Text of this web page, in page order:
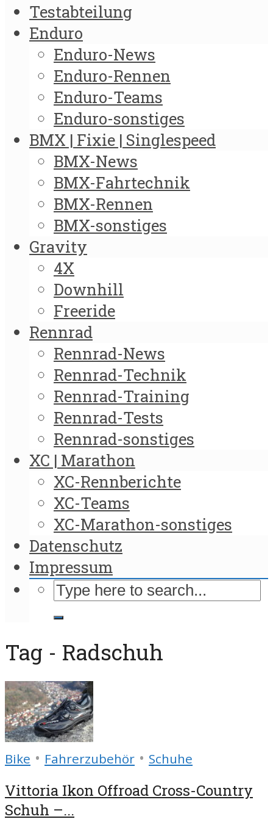
Testabteilung
Enduro
Enduro-News
Enduro-Rennen
Enduro-Teams
Enduro-sonstiges
BMX | Fixie | Singlespeed
BMX-News
BMX-Fahrtechnik
BMX-Rennen
BMX-sonstiges
Gravity
4X
Downhill
Freeride
Rennrad
Rennrad-News
Rennrad-Technik
Rennrad-Training
Rennrad-Tests
Rennrad-sonstiges
XC | Marathon
XC-Rennberichte
XC-Teams
XC-Marathon-sonstiges
Datenschutz
Impressum
Tag - Radschuh
Bike • Fahrerzubehör • Schuhe
Vittoria Ikon Offroad Cross-Country
Schuh –...